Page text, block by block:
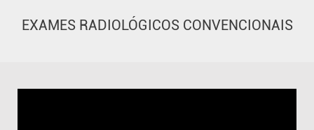
EXAMES RADIOLÓGICOS CONVENCIONAIS